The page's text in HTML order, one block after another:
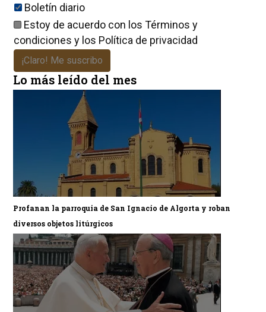
Boletín diario
Estoy de acuerdo con los Términos y
condiciones y los Política de privacidad
¡Claro! Me suscribo
Lo más leído del mes
Profanan la parroquia de San Ignacio de Algorta y roban
diversos objetos litúrgicos